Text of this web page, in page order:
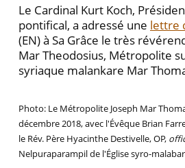
Le Cardinal Kurt Koch,
pontifical, a adressé une lettre
(EN) à Sa Grâce le très
Mar Theodosius, Métropolite
syriaque malankare Mar
Photo: Le Métropolite Joseph Mar
décembre 2018, avec l'Évêque Brian
le Rév. Père Hyacinthe Destivelle, OP,
Nelpuraparampil de l'Église syro-